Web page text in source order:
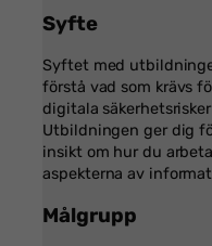
Syfte
Syftet med
förstå vad som krävs
digitala
Utbildningen ger dig
insikt om hur du
aspekterna av
Målgrupp